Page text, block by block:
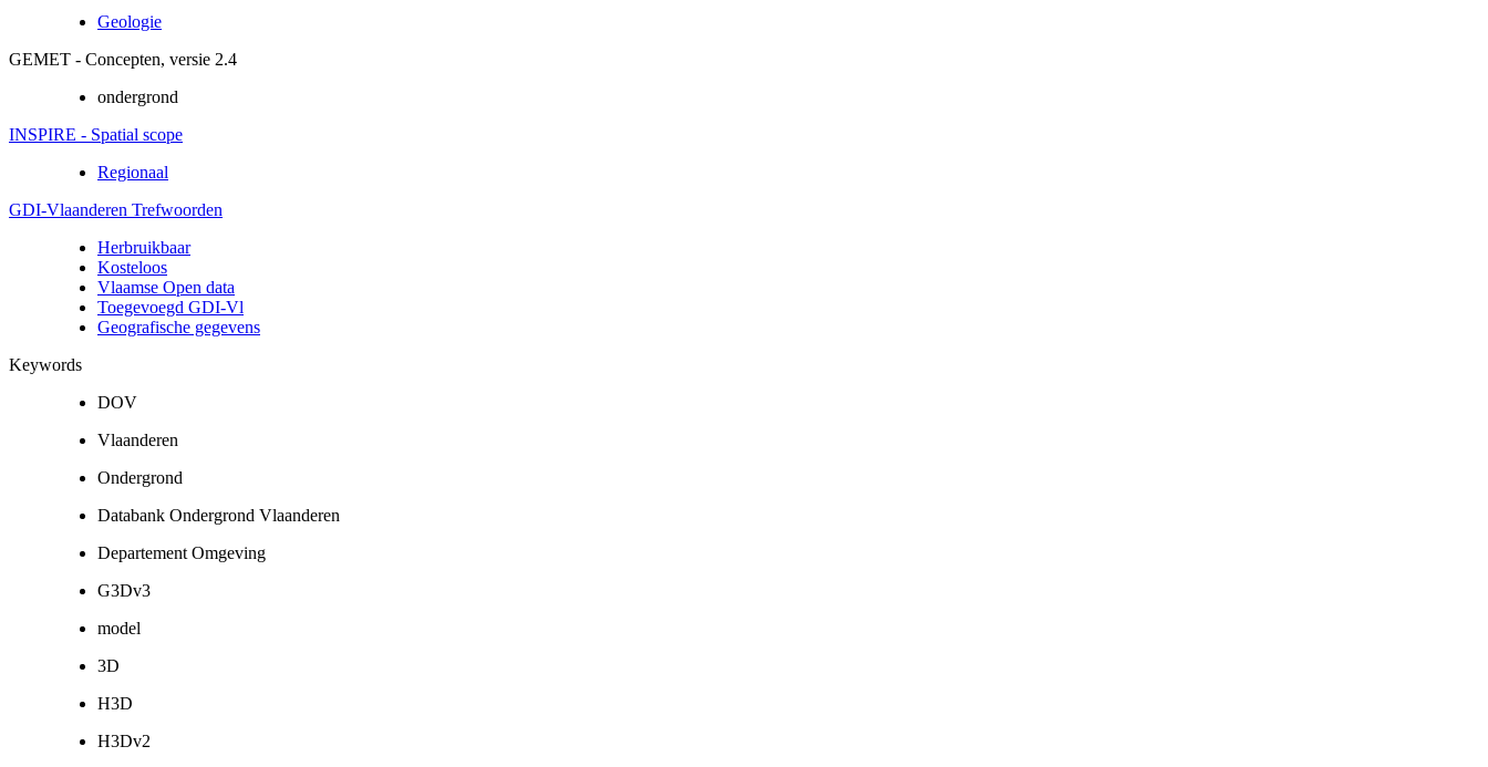
Geologie
GEMET - Concepten, versie 2.4
ondergrond
INSPIRE - Spatial scope
Regionaal
GDI-Vlaanderen Trefwoorden
Herbruikbaar
Kosteloos
Vlaamse Open data
Toegevoegd GDI-Vl
Geografische gegevens
Keywords
DOV
Vlaanderen
Ondergrond
Databank Ondergrond Vlaanderen
Departement Omgeving
G3Dv3
model
3D
H3D
H3Dv2